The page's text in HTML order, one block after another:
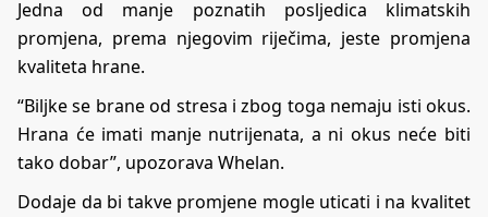
Jedna od manje poznatih posljedica klimatskih
promjena, prema njegovim riječima, jeste promjena
kvaliteta hrane.
“Biljke se brane od stresa i zbog toga nemaju isti okus.
Hrana će imati manje nutrijenata, a ni okus neće biti
tako dobar”, upozorava Whelan.
Dodaje da bi takve promjene mogle uticati i na kvalitet